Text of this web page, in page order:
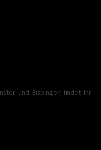
und Bispingen findet Ihr